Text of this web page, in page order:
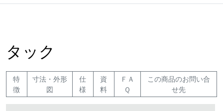
タック
特
徴
寸法・外形
図
仕
様
資
料
ＦＡ
Ｑ
この商品のお問い合
せ先